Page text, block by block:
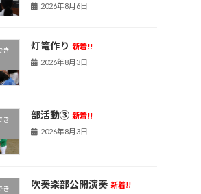
2026年8月6日
き
灯篭作り 新着!!
2026年8月3日
き
部活動③ 新着!!
2026年8月3日
き
吹奏楽部公開演奏 新着!!